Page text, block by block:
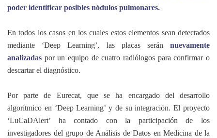
poder identificar posibles nódulos pulmonares.
En todos los casos en los cuales estos elementos sean detectados
mediante ‘Deep Learning’, las placas serán nuevamente
analizadas por un equipo de cuatro radiólogos para confirmar o
descartar el diagnóstico.
Por parte de Eurecat, que se ha encargado del desarrollo
algorítmico en ‘Deep Learning’ y de su integración. El proyecto
‘LuCaDAlert’ ha contado con la participación de los
investigadores del grupo de Análisis de Datos en Medicina de la